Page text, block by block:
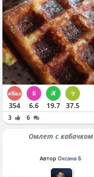
354 6.6 19.7 37.5
3 6
Омлет с кабачком
Автор Оксана Б